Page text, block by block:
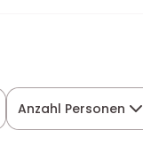
Anzahl Personen